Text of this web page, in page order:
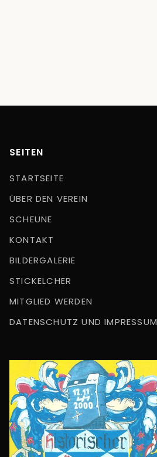
SEITEN
STARTSEITE
ÜBER DEN VEREIN
SCHEUNE
KONTAKT
BILDERGALERIE
STICKELCHER
MITGLIED WERDEN
DATENSCHUTZ UND IMPRESSUM